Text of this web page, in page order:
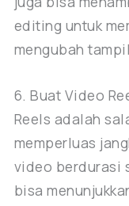
editing untuk
mengubah
6. Buat Video
Reels adalah
memperluas
video berdurasi
bisa